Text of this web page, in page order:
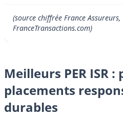
(source chiffrée France
FranceTransactions.com)
Meilleurs PER ISR :
placements
durables